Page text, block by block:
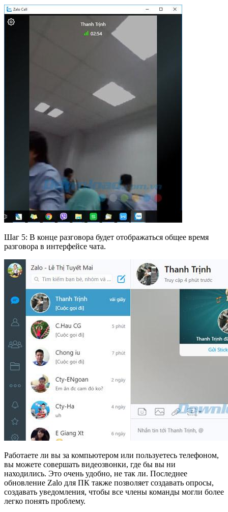
Шаг 5: В конце разговора будет отображаться общее время
разговора в интерфейсе чата.
Работаете ли вы за компьютером или пользуетесь телефоном,
вы можете совершать видеозвонки, где бы вы ни
находились. Это очень удобно, не так ли. Последнее
обновление Zalo для ПК также позволяет создавать опросы,
создавать уведомления, чтобы все члены команды могли более
легко понять проблему.